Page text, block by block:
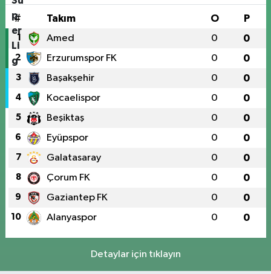
# Takım O P
1 Amed 0 0
2 Erzurumspor FK 0 0
3 Başakşehir 0 0
4 Kocaelispor 0 0
5 Beşiktaş 0 0
6 Eyüpspor 0 0
7 Galatasaray 0 0
8 Çorum FK 0 0
9 Gaziantep FK 0 0
10 Alanyaspor 0 0
Detaylar için tıklayın